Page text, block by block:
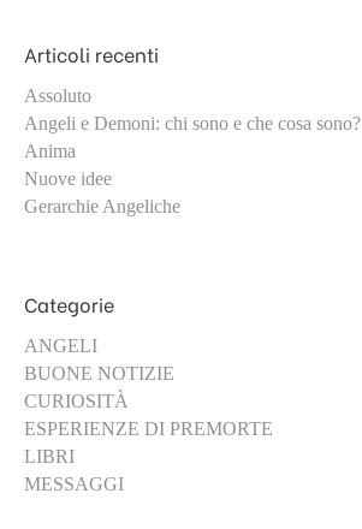
Articoli recenti
Assoluto
Angeli e Demoni: chi sono e che cosa sono?
Anima
Nuove idee
Gerarchie Angeliche
Categorie
ANGELI
BUONE NOTIZIE
CURIOSITÀ
ESPERIENZE DI PREMORTE
LIBRI
MESSAGGI